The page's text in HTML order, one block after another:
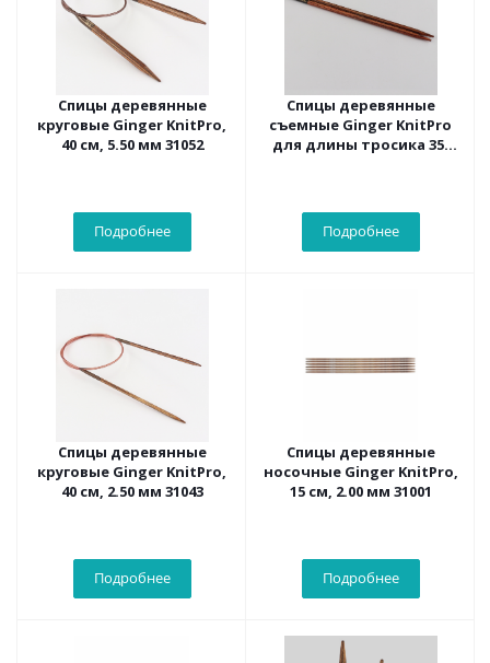
Спицы деревянные
круговые Ginger KnitPro,
40 см, 5.50 мм 31052
Подробнее
Спицы деревянные
съемные Ginger KnitPro
для длины тросика 35-
Подробнее
Спицы деревянные
круговые Ginger KnitPro,
40 см, 2.50 мм 31043
Подробнее
Спицы деревянные
носочные Ginger KnitPro,
15 см, 2.00 мм 31001
Подробнее